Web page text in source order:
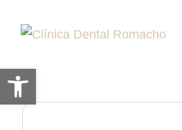
Abrir barra de